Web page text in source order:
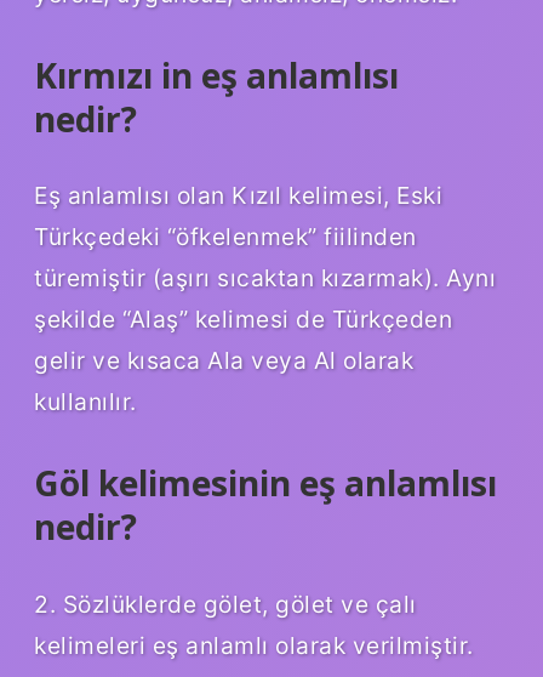
Kırmızı in eş anlamlısı
nedir?
Eş anlamlısı olan Kızıl kelimesi, Eski
Türkçedeki “öfkelenmek” fiilinden
türemiştir (aşırı sıcaktan kızarmak). Aynı
şekilde “Alaş” kelimesi de Türkçeden
gelir ve kısaca Ala veya Al olarak
kullanılır.
Göl kelimesinin eş anlamlısı
nedir?
2. Sözlüklerde gölet, gölet ve çalı
kelimeleri eş anlamlı olarak verilmiştir.